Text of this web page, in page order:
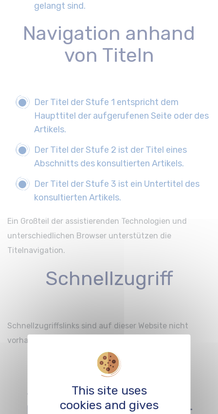
gelangt sind.
Navigation anhand
von Titeln
Der Titel der Stufe 1 entspricht dem
Haupttitel der aufgerufenen Seite oder des
Artikels.
Der Titel der Stufe 2 ist der Titel eines
Abschnitts des konsultierten Artikels.
Der Titel der Stufe 3 ist ein Untertitel des
konsultierten Artikels.
Ein Großteil der assistierenden Technologien und
unterschiedlichen Browser unterstützen die
Titelnavigation.
Schnellzugriff
Schnellzugriffslinks sind auf dieser Website nicht
vorhanden.
Plugins oder
Software, die zum
This site uses
cookies and gives